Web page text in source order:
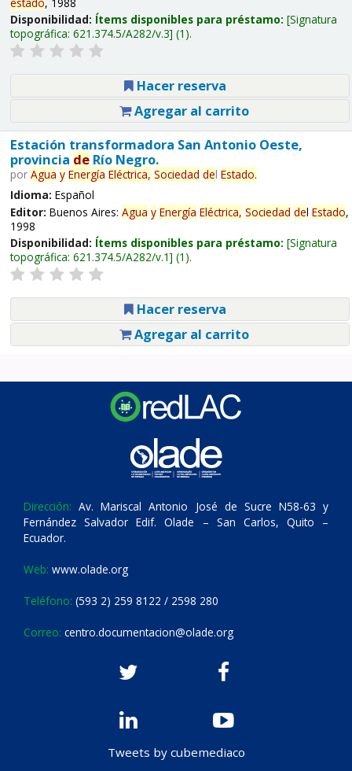
Disponibilidad: Ítems disponibles para préstamo: Signatura
topográfica: 621.374.5/A282/v.3 (1).
Hacer reserva
Agregar al carrito
Estación transformadora San Antonio Oeste,
provincia deRío Negro.
por Agua y Energía Eléctrica, Sociedad del Estado.
Idioma: Español
Editor: Buenos Aires: Agua y Energía Eléctrica, Sociedad del Estado,
1998
Disponibilidad: Ítems disponibles para préstamo: Signatura
topográfica: 621.374.5/A282/v.1 (1).
Hacer reserva
Agregar al carrito
Dirección: Av. Mariscal Antonio José de Sucre N58-63 y
Fernández Salvador Edif. Olade – San Carlos, Quito –
Ecuador.
Web: www.olade.org
Teléfono: (593 2) 259 8122 / 2598 280
Correo: centro.documentacion@olade.org
Tweets by cubemediaco